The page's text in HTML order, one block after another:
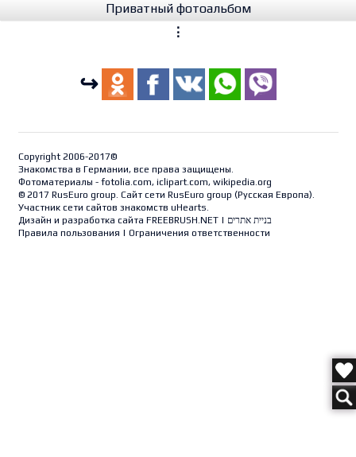
Приватный фотоальбом
⋮
↪
Copyright 2006-2017©
Знакомства в Германии, все права защищены.
Фотоматериалы - fotolia.com, iclipart.com, wikipedia.org
© 2017 RusEuro group. Сайт сети RusEuro group (Русская Европа).
Участник сети сайтов знакомств uHearts.
Дизайн и разработка сайта FREEBRUSH.NET| בניית אתרים
Правила пользования | Ограничения ответственности